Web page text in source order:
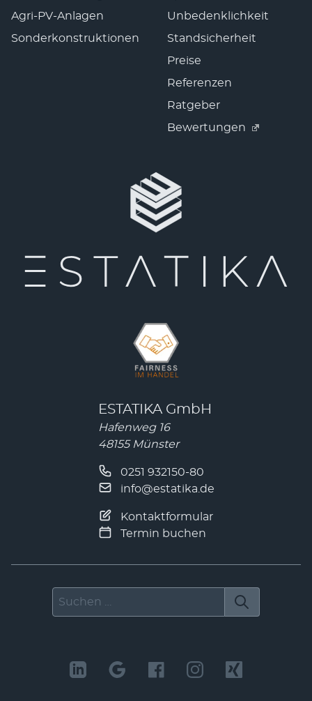
Agri-PV-Anlagen
Sonderkonstruktionen
Unbedenklichkeit
Standsicherheit
Preise
Referenzen
Ratgeber
Bewertungen
ESTATIKA GmbH
Hafenweg 16
48155 Münster
0251 932150-80
info@estatika.de
Kontaktformular
Termin buchen
LinkedIn FacebookInstagramXing